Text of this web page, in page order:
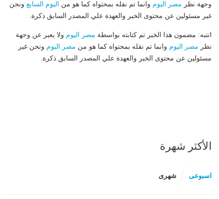
وجهة نظر مصر اليوم وانما تم نقله بمحتواه كما هو من اليوم السابع ونحن
غير مسئولين عن محتوى الخبر والعهدة علي المصدر السابق ذكرة.
انتبه: مضمون هذا الخبر تم كتابته بواسطة مصر اليوم ولا يعبر عن وجهة
نظر مصر اليوم وانما تم نقله بمحتواه كما هو من مصر اليوم ونحن غير
مسئولين عن محتوى الخبر والعهدة علي المصدر السابق ذكرة.
الأكثر شهرة
اسبوعى شهرى